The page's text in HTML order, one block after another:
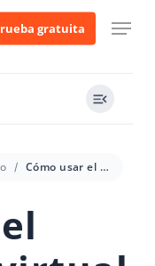
gratuita Menú
Cómo usar el micrófono virtual en macOS